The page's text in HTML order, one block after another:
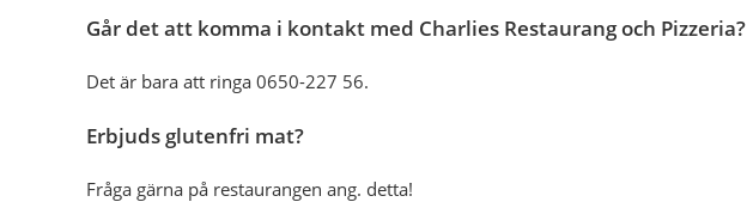
Går det att komma i kontakt med Charlies Restaurang och Pizzeria?
Det är bara att ringa 0650-227 56.
Erbjuds glutenfri mat?
Fråga gärna på restaurangen ang. detta!